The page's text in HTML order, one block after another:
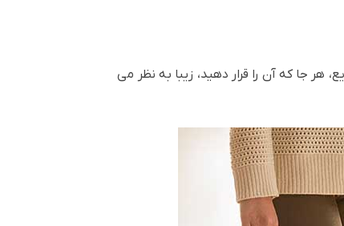
جا که آن را قرار دهید، زیبا به نظر می